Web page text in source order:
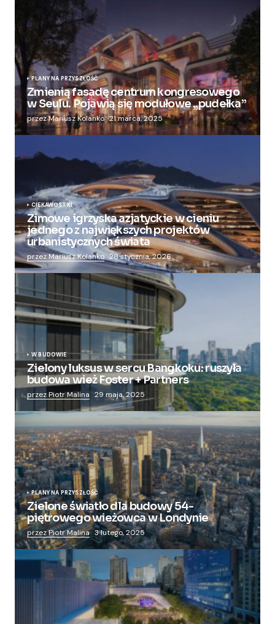
PLANY NA PRZYSZŁOŚĆ
Zmienią fasadę centrum kongresowego
w Seulu. Pojawią się modułowe „pudełka”
przez Mariusz Kolanko 21 marca, 2025
CIEKAWOSTKI
Zimowe igrzyska azjatyckie w cieniu
jednego z największych projektów
urbanistycznych świata
przez Mariusz Kolanko 28 stycznia, 2026
W BUDOWIE
Zielony luksus w sercu Bangkoku: ruszyła
budowa wież Foster + Partners
przez Piotr Malina 29 maja, 2025
PLANY NA PRZYSZŁOŚĆ
Zielone światło dla budowy 54-
piętrowego wieżowca w Londynie
przez Piotr Malina 3 lutego, 2025